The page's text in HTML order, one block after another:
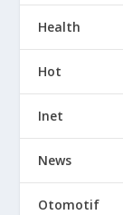
Health
Hot
Inet
News
Otomotif